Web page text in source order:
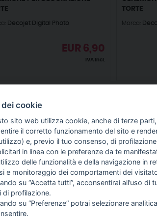
Decojet Digital Photo
EUR 6,90
IVA incl.
TORTE
Marca:
SULL'AZIENDA
SIAMO
GUIDA
dei cookie
sito web utilizza cookie, anche di terze
il corretto funzionamento del sito e
e, previo il tuo consenso, di
in linea con le preferenze da te
delle funzionalità e della navigazione in
e monitoraggio dei comportamenti dei
su “Accetta tutti”, acconsentirai all’uso di
di profilazione.
su “Preferenze” potrai selezionare